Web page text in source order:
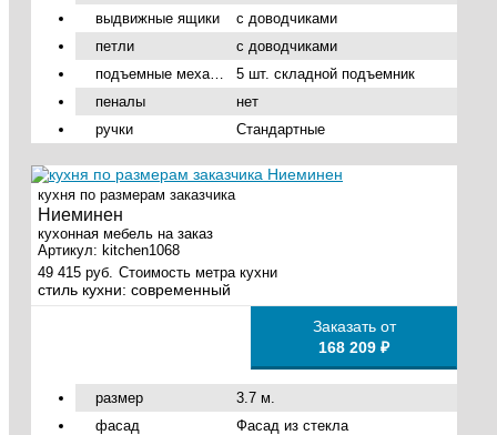
выдвижные ящики
с доводчиками
петли
с доводчиками
5 шт. складной подъемник
пеналы
нет
ручки
Стандартные
кухня по размерам заказчика
Ниеминен
кухонная мебель на заказ
Артикул: kitchen1068
49 415 руб. Стоимость метра кухни
стиль кухни: современный
Заказать от
168 209 ₽
размер
3.7 м.
фасад
Фасад из стекла